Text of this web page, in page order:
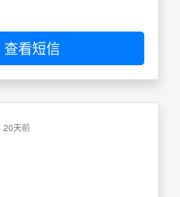
查看短信
20天前